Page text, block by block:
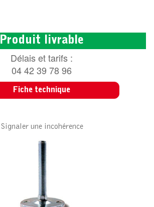
Produit livrable
Délais et tarifs :
04 42 39 78 96
Fiche technique
Signaler une incohérence